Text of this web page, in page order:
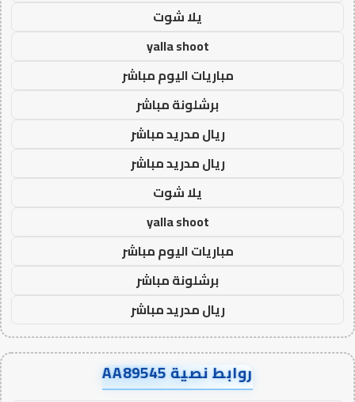
يلا شوت
yalla shoot
مباريات اليوم مباشر
برشلونة مباشر
ريال مدريد مباشر
ريال مدريد مباشر
يلا شوت
yalla shoot
مباريات اليوم مباشر
برشلونة مباشر
ريال مدريد مباشر
روابط نصية AA89545